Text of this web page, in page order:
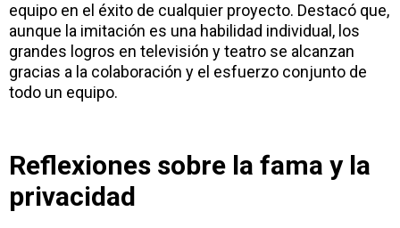
equipo en el éxito de cualquier proyecto. Destacó que,
aunque la imitación es una habilidad individual, los
grandes logros en televisión y teatro se alcanzan
gracias a la colaboración y el esfuerzo conjunto de
todo un equipo.
Reflexiones sobre la fama y la
privacidad